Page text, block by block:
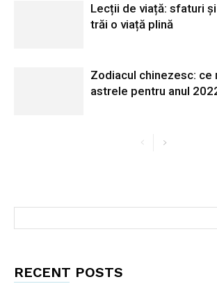
Lecții de viață: sfaturi
trăi o viață plină
Zodiacul chinezesc: ce
astrele pentru anul
RECENT POSTS